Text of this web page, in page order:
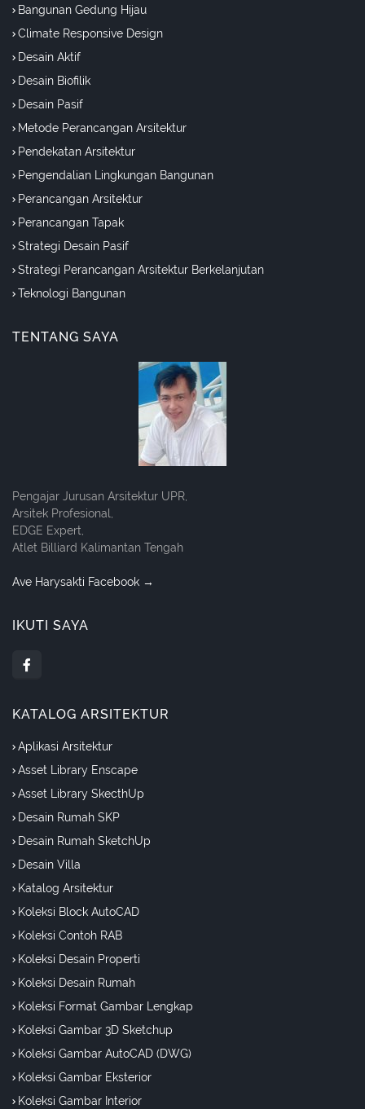
Bangunan Gedung Hijau
Climate Responsive Design
Desain Aktif
Desain Biofilik
Desain Pasif
Metode Perancangan Arsitektur
Pendekatan Arsitektur
Pengendalian Lingkungan Bangunan
Perancangan Arsitektur
Perancangan Tapak
Strategi Desain Pasif
Strategi Perancangan Arsitektur Berkelanjutan
Teknologi Bangunan
TENTANG SAYA
Pengajar Jurusan Arsitektur UPR,
Arsitek Profesional,
EDGE Expert,
Atlet Billiard Kalimantan Tengah
Ave Harysakti Facebook →
IKUTI SAYA
KATALOG ARSITEKTUR
Aplikasi Arsitektur
Asset Library Enscape
Asset Library SkecthUp
Desain Rumah SKP
Desain Rumah SketchUp
Desain Villa
Katalog Arsitektur
Koleksi Block AutoCAD
Koleksi Contoh RAB
Koleksi Desain Properti
Koleksi Desain Rumah
Koleksi Format Gambar Lengkap
Koleksi Gambar 3D Sketchup
Koleksi Gambar AutoCAD (DWG)
Koleksi Gambar Eksterior
Koleksi Gambar Interior